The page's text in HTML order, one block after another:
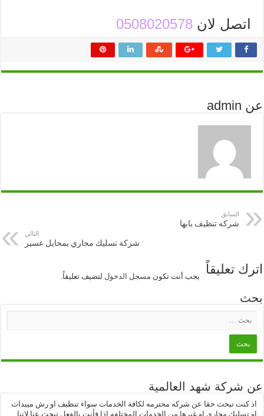
اتصل لان0508020578
عن admin
السابق
شركه تنظيف بابها
التالي
شركة تسليك مجاري بمحايل عسير
اترك تعليقاً
يجب أنت تكون مسجل الدخول لتضيف تعليقاً.
بحث
عن شركة شهد العالمية
اذ كنت تبحث حقا عن شركه محترمه لكافة الخدمات سواء تنظيف او رش ميبدات